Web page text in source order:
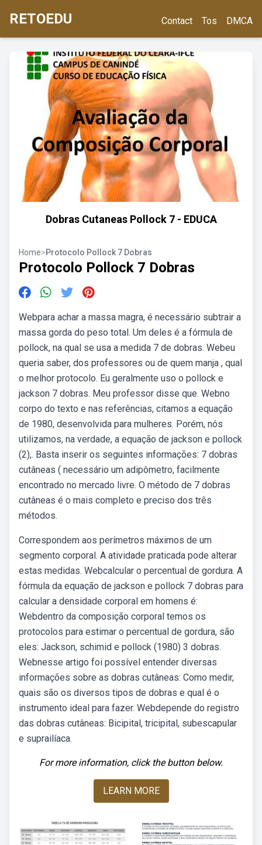
RETOEDU Contact Tos DMCA
Dobras Cutaneas Pollock 7 - EDUCA
Home>Protocolo Pollock 7 Dobras
Protocolo Pollock 7 Dobras
Webpara achar a massa magra, é necessário subtrair a
massa gorda do peso total. Um deles é a fórmula de
pollock, na qual se usa a medida 7 de dobras. Webeu
queria saber, dos professores ou de quem manja , qual
o melhor protocolo. Eu geralmente uso o pollock e
jackson 7 dobras. Meu professor disse que. Webno
corpo do texto e nas referências, citamos a equação
de 1980, desenvolvida para mulheres. Porém, nós
utilizamos, na verdade, a equação de jackson e pollock
(2),. Basta inserir os seguintes informações: 7 dobras
cutâneas ( necessário um adipômetro, facilmente
encontrado no mercado livre. O método de 7 dobras
cutâneas é o mais completo e preciso dos três
métodos.
Correspondem aos perímetros máximos de um
segmento corporal. A atividade praticada pode alterar
estas medidas. Webcalcular o percentual de gordura. A
fórmula da equação de jackson e pollock 7 dobras para
calcular a densidade corporal em homens é:
Webdentro da composição corporal temos os
protocolos para estimar o percentual de gordura, são
eles: Jackson, schimid e pollock (1980) 3 dobras.
Webnesse artigo foi possível entender diversas
informações sobre as dobras cutâneas: Como medir,
quais são os diversos tipos de dobras e qual é o
instrumento ideal para fazer. Webdepende do registro
das dobras cutâneas: Bicipital, tricipital, subescapular
e suprailíaca.
For more information, click the button below.
LEARN MORE